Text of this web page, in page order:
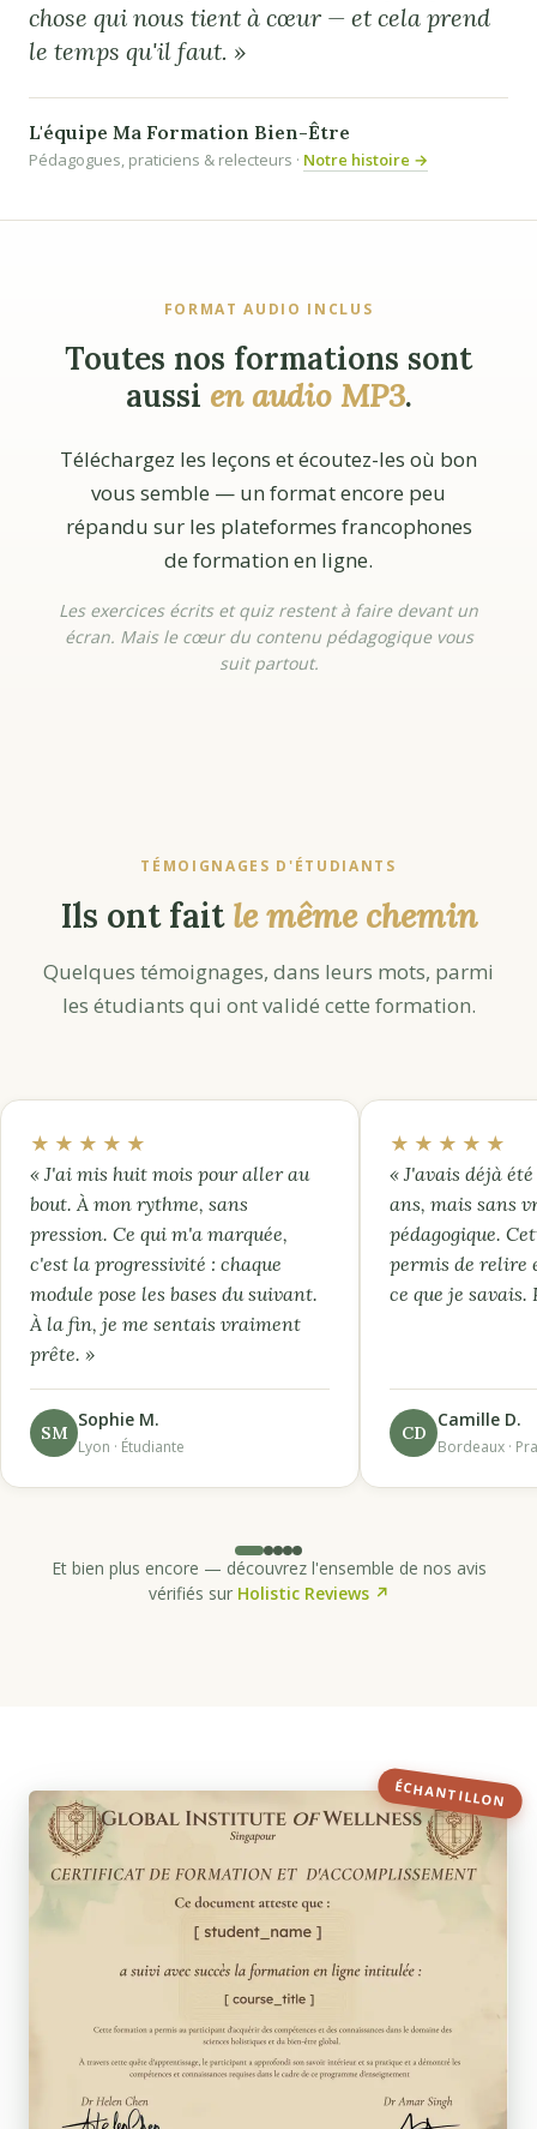
chose qui nous tient à cœur — et cela prend
le temps qu'il faut. »
L'équipe Ma Formation Bien-Être
Pédagogues, praticiens & relecteurs · Notre histoire →
FORMAT AUDIO INCLUS
Toutes nos formations sont
aussi en audio MP3.
Téléchargez les leçons et écoutez-les où bon
vous semble — un format encore peu
répandu sur les plateformes francophones
de formation en ligne.
Les exercices écrits et quiz restent à faire devant un
écran. Mais le cœur du contenu pédagogique vous
suit partout.
TÉMOIGNAGES D'ÉTUDIANTS
Ils ont faitle même chemin
Quelques témoignages, dans leurs mots, parmi
les étudiants qui ont validé cette formation.
★★★★★
« J'ai mis huit mois pour aller au
bout. À mon rythme, sans
pression. Ce qui m'a marquée,
c'est la progressivité : chaque
module pose les bases du suivant.
À la fin, je me sentais vraiment
prête. »
SM
Sophie M.
Lyon · Étudiante
★★★★★
« J'avais déjà
ans, mais sans
pédagogique.
permis de relire
ce que je savais.
CD
Camille D.
Bordeaux ·
Et bien plus encore — découvrez l'ensemble de nos avis
vérifiés sur Holistic Reviews ↗
ÉCHANTILLON